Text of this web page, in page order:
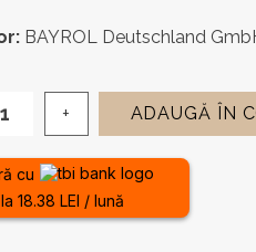
BAYROL Deutschland
ADAUGĂ ÎN
cu
18.38 LEI / lună